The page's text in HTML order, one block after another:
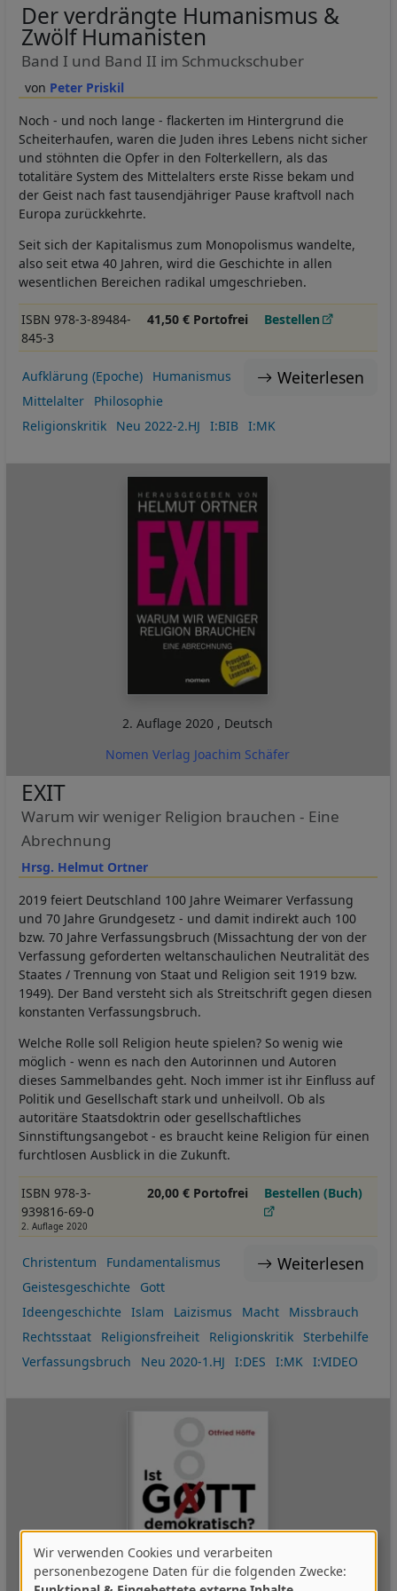
Peter Priskil
Der verdrängte Humanismus &
Zwölf Humanisten
Band I und Band II im Schmuckschuber
Noch - und noch lange - flackerten im Hintergrund die
Scheiterhaufen, waren die Juden ihres Lebens nicht sicher
und stöhnten die Opfer in den Folterkellern, als das
totalitäre System des Mittelalters erste Risse bekam und
der Geist nach fast tausendjähriger Pause kraftvoll nach
Europa zurückkehrte.
Seit sich der Kapitalismus zum Monopolismus wandelte,
also seit etwa 40 Jahren, wird die Geschichte in allen
wesentlichen Bereichen radikal umgeschrieben.
ISBN 978-3-89484-
845-3
41,50 € Portofrei Bestellen
Weiterlesen
Aufklärung (Epoche)
Humanismus
Mittelalter
Philosophie
Religionskritik
Neu 2022-2.HJ I:BIB I:MK
2. Auflage2020 , Deutsch
Nomen Verlag Joachim Schäfer
Hrsg. Helmut Ortner
EXIT
Warum wir weniger Religion brauchen - Eine
Abrechnung
2019 feiert Deutschland 100 Jahre Weimarer Verfassung
und 70 Jahre Grundgesetz - und damit indirekt auch 100
bzw. 70 Jahre Verfassungsbruch (Missachtung der von der
Verfassung geforderten weltanschaulichen Neutralität des
Staates / Trennung von Staat und Religion seit 1919 bzw.
1949). Der Band versteht sich als Streitschrift gegen diesen
konstanten Verfassungsbruch.
Welche Rolle soll Religion heute spielen? So wenig wie
möglich - wenn es nach den Autorinnen und Autoren
dieses Sammelbandes geht. Noch immer ist ihr Einfluss auf
Politik und Gesellschaft stark und unheilvoll. Ob als
autoritäre Staatsdoktrin oder gesellschaftliches
Sinnstiftungsangebot - es braucht keine Religion für einen
furchtlosen Ausblick in die Zukunft.
ISBN 978-3-
939816-69-0
2. Auflage 2020
20,00 € Portofrei Bestellen (Buch)
Weiterlesen
Christentum
Fundamentalismus
Geistesgeschichte
Gott
Ideengeschichte
Islam Laizismus Macht
Missbrauch
Rechtsstaat
Religionsfreiheit Religionskritik
Sterbehilfe
Verfassungsbruch
Neu 2020-1.HJ I:DES I:MK I:VIDEO
Verwendung
Wir verwenden Cookies und verarbeiten
personenbezogene Daten für die folgenden Zwecke: